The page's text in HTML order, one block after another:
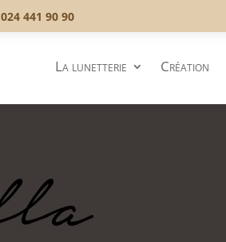
024 441 90 90
La lunetterie Création